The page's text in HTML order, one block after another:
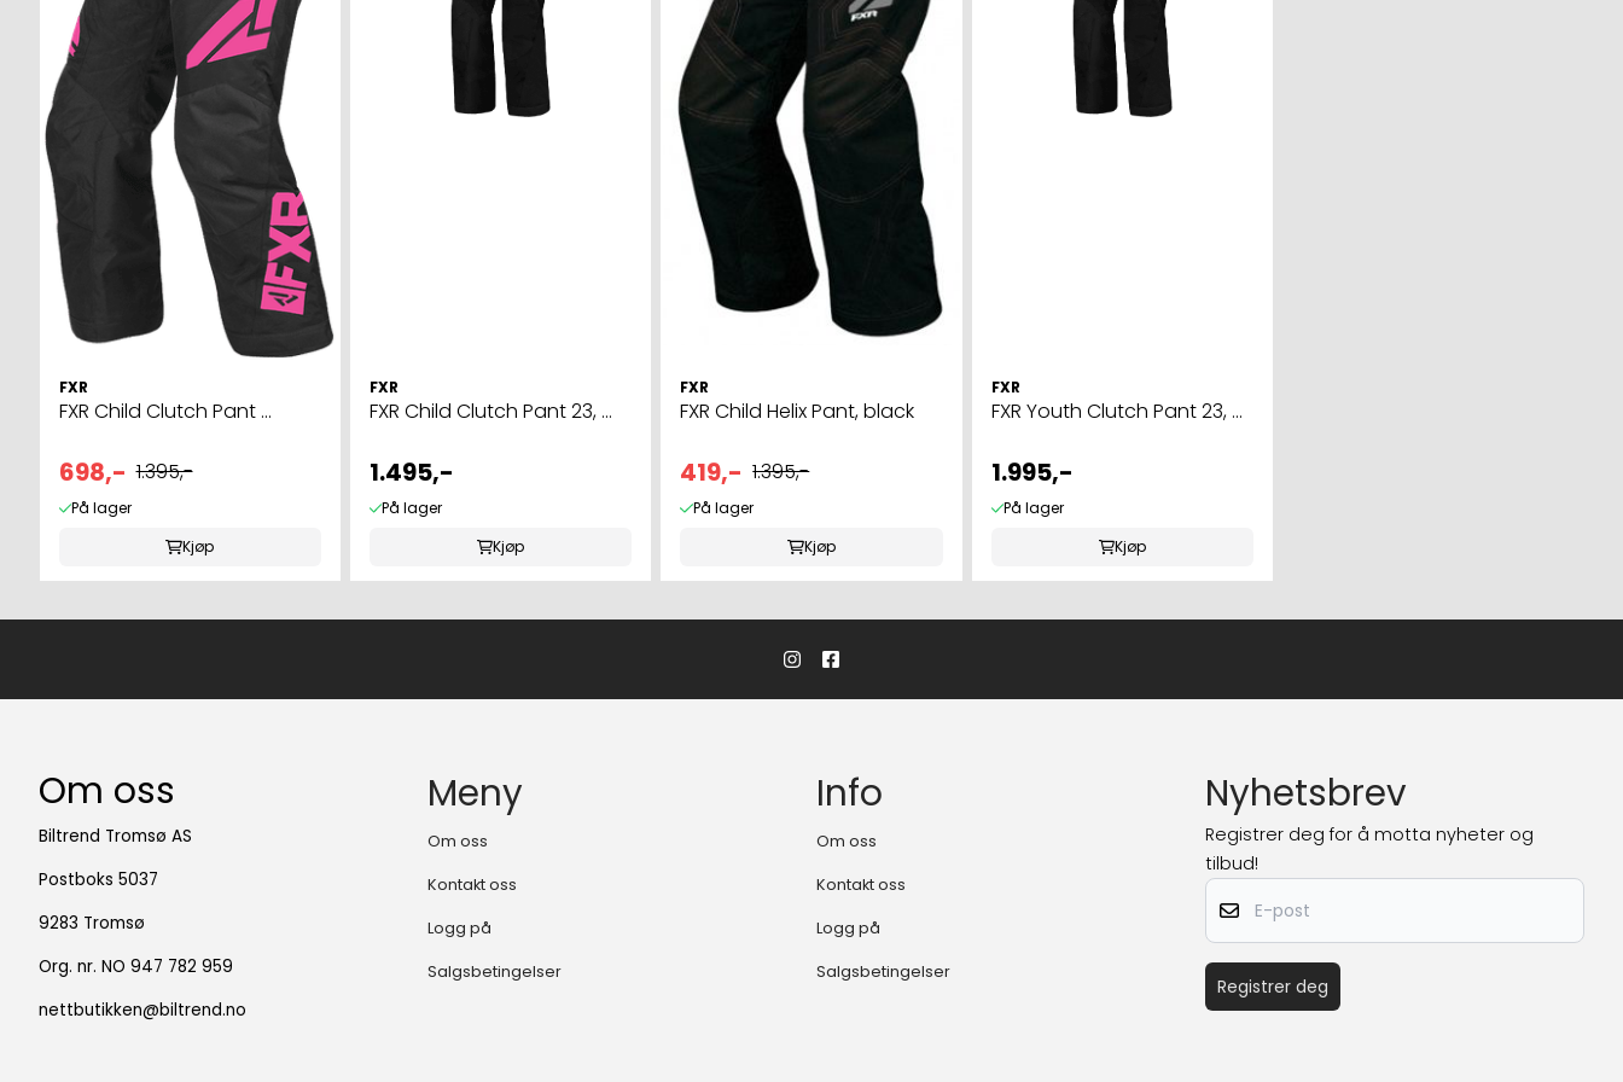
FXR
FXR Child Clutch Pant ...
698,- 1.395,-
På lager
Kjøp
FXR
FXR Child Clutch Pant 23, ...
1.495,-
På lager
Kjøp
FXR
FXR Child Helix Pant, black
419,- 1.395,-
På lager
Kjøp
FXR
FXR Youth Clutch Pant 23, ...
1.995,-
På lager
Kjøp
Om oss
Biltrend Tromsø AS
Postboks 5037
9283 Tromsø
Org. nr. NO 947 782 959
nettbutikken@biltrend.no
Meny
Om oss
Kontakt oss
Logg på
Salgsbetingelser
Info
Om oss
Kontakt oss
Logg på
Salgsbetingelser
Nyhetsbrev
Registrer deg for å motta nyheter og
tilbud!
E-post
Registrer deg